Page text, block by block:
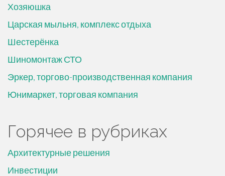
Хозяюшка
Царская мыльня, комплекс отдыха
Шестерёнка
Шиномонтаж СТО
Эркер, торгово-производственная компания
Юнимаркет, торговая компания
Горячее в рубриках
Архитектурные решения
Инвестиции